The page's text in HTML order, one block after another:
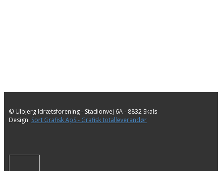
© Ulbjerg Idrætsforening - ​Stadionvej 6A - 8832 Skals
Design Sort Grafisk ApS - Grafisk totalleverandør